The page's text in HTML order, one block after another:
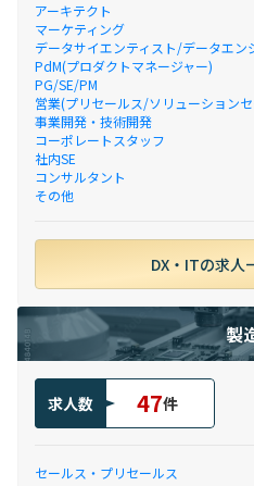
アーキテクト
マーケティング
データサイエンティスト/データエン
PdM(プロダクトマネージャー)
PG/SE/PM
営業(プリセールス/ソリューション
事業開発・技術開発
コーポレートスタッフ
社内SE
コンサルタント
その他
DX・ITの求人
製
求人数 47件
セールス・プリセールス